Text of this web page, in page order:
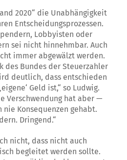
2020“ die Unabhängigkeit
Entscheidungsprozessen.
Lobbyisten oder
sei nicht hinnehmbar. Auch
immer abgewälzt werden.
des Bundes der Steuerzahler
deutlich, dass entschieden
Geld ist,“ so Ludwig.
Verschwendung hat aber —
nie Konsequenzen gehabt.
Dringend.“
nicht, dass nicht auch
begleitet werden sollte.